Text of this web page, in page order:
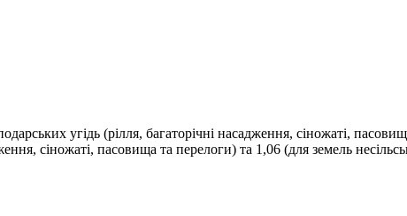
угідь (рілля, багаторічні насадження, сіножаті,
сіножаті, пасовища та перелоги) та 1,06 (для земель